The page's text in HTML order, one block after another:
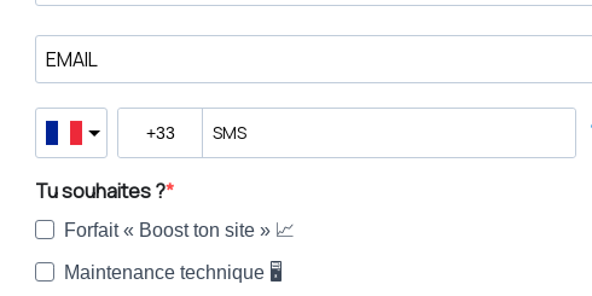
Tu souhaites ?
Forfait « Boost ton site » 📈
Maintenance technique 🖥️